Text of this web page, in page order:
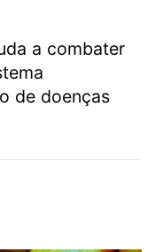
a combater
de doenças